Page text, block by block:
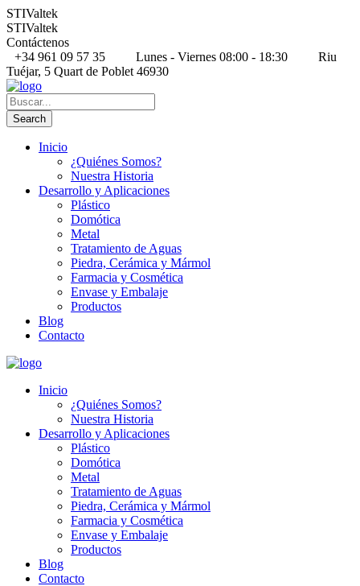
STIValtek
STIValtek
Contáctenos
+34 961 09 57 35
Lunes - Viernes 08:00 - 18:30
Riu
Tuéjar, 5 Quart de Poblet 46930
Inicio
¿Quiénes Somos?
Nuestra Historia
Desarrollo y Aplicaciones
Plástico
Domótica
Metal
Tratamiento de Aguas
Piedra, Cerámica y Mármol
Farmacia y Cosmética
Envase y Embalaje
Productos
Blog
Contacto
Inicio
¿Quiénes Somos?
Nuestra Historia
Desarrollo y Aplicaciones
Plástico
Domótica
Metal
Tratamiento de Aguas
Piedra, Cerámica y Mármol
Farmacia y Cosmética
Envase y Embalaje
Productos
Blog
Contacto